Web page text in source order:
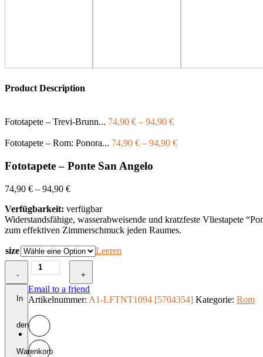
Product Description
Fototapete – Trevi-Brunn... 74,90 € – 94,90 €
Fototapete – Rom: Ponora... 74,90 € – 94,90 €
Fototapete – Ponte San Angelo
74,90 € – 94,90 €
Verfügbarkeit: verfügbar
Widerstandsfähige, wasserabweisende und kratzfeste Vliestapete
zum effektiven Zimmerschmuck jeden Raumes.
size Leeren
-
Fototapete
-
Ponte
San
Menge
+
In
den
Warenkorb
Email to a friend
Artikelnummer: A1-LFTNT1094 [5704354] Kategorie: Rom